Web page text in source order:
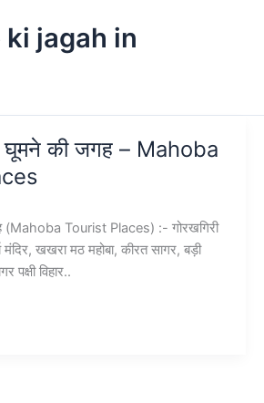
jagah in
घूमने की जगह – Mahoba
(Mahoba Tourist Places) :- गोरखगिरी
मंदिर, खखरा मठ महोबा, कीरत सागर, बड़ी
पक्षी विहार..